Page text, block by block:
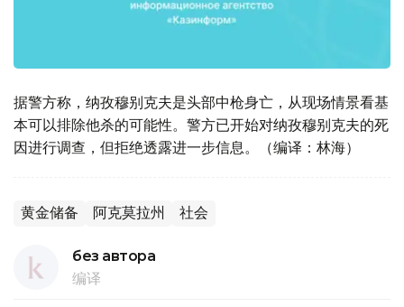
据警方称，纳孜穆别克夫是头部中枪身亡，从现场情景看基
本可以排除他杀的可能性。警方已开始对纳孜穆别克夫的死
因进行调查，但拒绝透露进一步信息。（编译：林海）
黄金储备 阿克莫拉州 社会
без автора
编译